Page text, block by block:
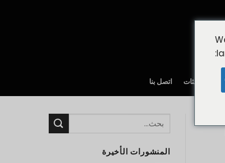
والتحديثات اتصل بنا
المنشورات الأخيرة